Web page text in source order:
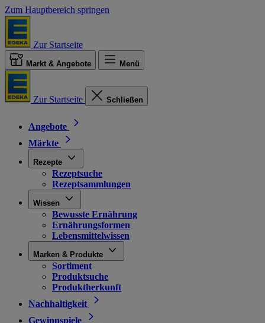
Zum Hauptbereich springen
Zur Startseite
Markt & Angebote Menü
Zur Startseite Schließen
Angebote
Märkte
Rezepte
Rezeptsuche
Rezeptsammlungen
Wissen
Bewusste Ernährung
Ernährungsformen
Lebensmittelwissen
Marken & Produkte
Sortiment
Produktsuche
Produktherkunft
Nachhaltigkeit
Gewinnspiele